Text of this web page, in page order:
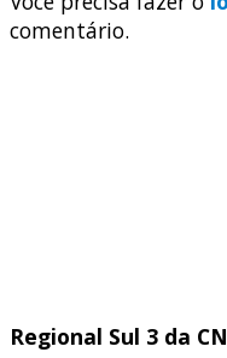
comentário.
Regional Sul 3 da